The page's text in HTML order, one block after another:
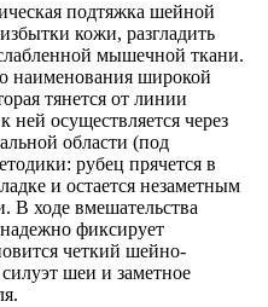
подтяжка шейной
кожи, разгладить
мышечной ткани.
наименования широкой
тянется от линии
осуществляется через
области (под
рубец прячется в
и остается незаметным
В ходе вмешательства
фиксирует
четкий шейно-
шеи и заметное